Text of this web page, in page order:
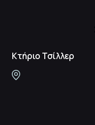
Κτήριο Τσίλλερ